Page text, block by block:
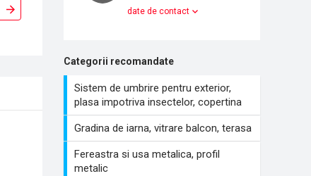
date de contact
Categorii recomandate
Sistem de umbrire pentru exterior,
plasa impotriva insectelor, copertina
Gradina de iarna, vitrare balcon, terasa
Fereastra si usa metalica, profil
metalic